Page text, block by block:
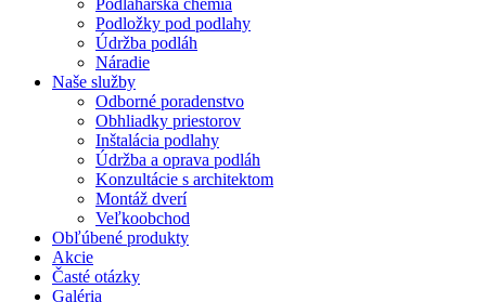
Podlahárska chémia
Podložky pod podlahy
Údržba podláh
Náradie
Naše služby
Odborné poradenstvo
Obhliadky priestorov
Inštalácia podlahy
Údržba a oprava podláh
Konzultácie s architektom
Montáž dverí
Veľkoobchod
Obľúbené produkty
Akcie
Časté otázky
Galéria